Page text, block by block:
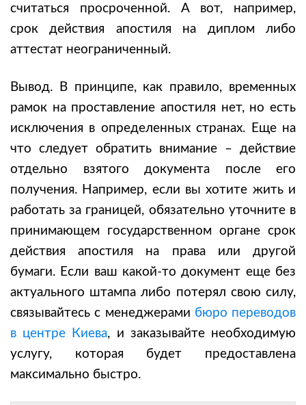
считаться просроченной. А вот, например,
срок действия апостиля на диплом либо
аттестат неограниченный.
Вывод. В принципе, как правило, временных
рамок на проставление апостиля нет, но есть
исключения в определенных странах. Еще на
что следует обратить внимание – действие
отдельно взятого документа после его
получения. Например, если вы хотите жить и
работать за границей, обязательно уточните в
принимающем государственном органе срок
действия апостиля на права или другой
бумаги. Если ваш какой-то документ еще без
актуального штампа либо потерял свою силу,
связывайтесь с менеджерами бюро переводов
в центре Киева, и заказывайте необходимую
услугу, которая будет предоставлена
максимально быстро.